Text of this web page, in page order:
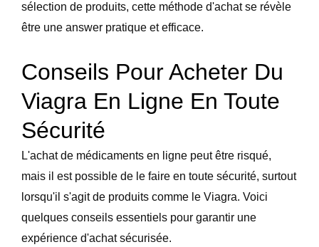
sélection de produits, cette méthode d'achat se révèle
être une answer pratique et efficace.
Conseils Pour Acheter Du
Viagra En Ligne En Toute
Sécurité
L'achat de médicaments en ligne peut être risqué,
mais il est possible de le faire en toute sécurité, surtout
lorsqu'il s'agit de produits comme le Viagra. Voici
quelques conseils essentiels pour garantir une
expérience d'achat sécurisée.